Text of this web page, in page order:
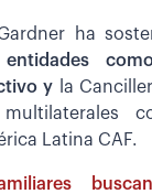
ha
entidades
y la
Latina CAF.